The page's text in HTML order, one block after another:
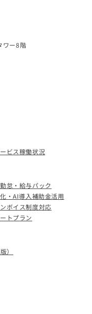
ワー8階
ビス稼働状況
勤怠・給与パック
・AI導入補助金活用
ボイス制度対応
トプラン
）